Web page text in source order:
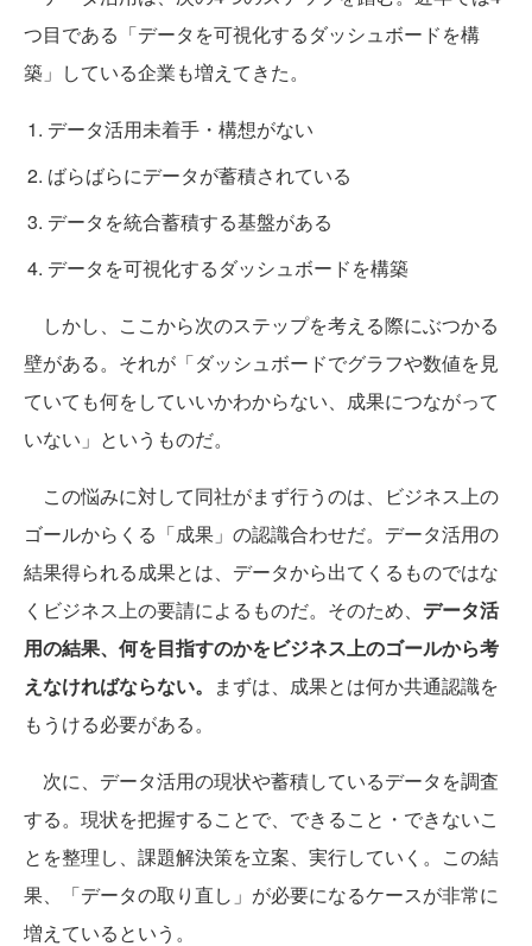
つ目である「データを可視化するダッシュボードを構
築」している企業も増えてきた。
データ活用未着手・構想がない
ばらばらにデータが蓄積されている
データを統合蓄積する基盤がある
データを可視化するダッシュボードを構築
しかし、ここから次のステップを考える際にぶつかる
壁がある。それが「ダッシュボードでグラフや数値を見
ていても何をしていいかわからない、成果につながって
いない」というものだ。
この悩みに対して同社がまず行うのは、ビジネス上の
ゴールからくる「成果」の認識合わせだ。データ活用の
結果得られる成果とは、データから出てくるものではな
くビジネス上の要請によるものだ。そのため、 データ活
用の結果、何を目指すのかをビジネス上のゴールから考
えなければならない。 まずは、成果とは何か共通認識を
もうける必要がある。
次に、データ活用の現状や蓄積しているデータを調査
する。現状を把握することで、できること・できないこ
とを整理し、課題解決策を立案、実行していく。この結
果、「データの取り直し」が必要になるケースが非常に
増えているという。